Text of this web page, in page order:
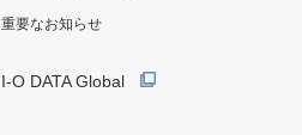
重要なお知らせ
I-O DATA Global